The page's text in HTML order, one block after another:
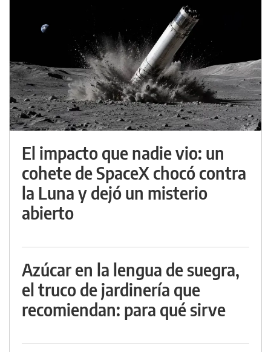
El impacto que nadie vio: un
cohete de SpaceX chocó contra
la Luna y dejó un misterio
abierto
Azúcar en la lengua de suegra,
el truco de jardinería que
recomiendan: para qué sirve